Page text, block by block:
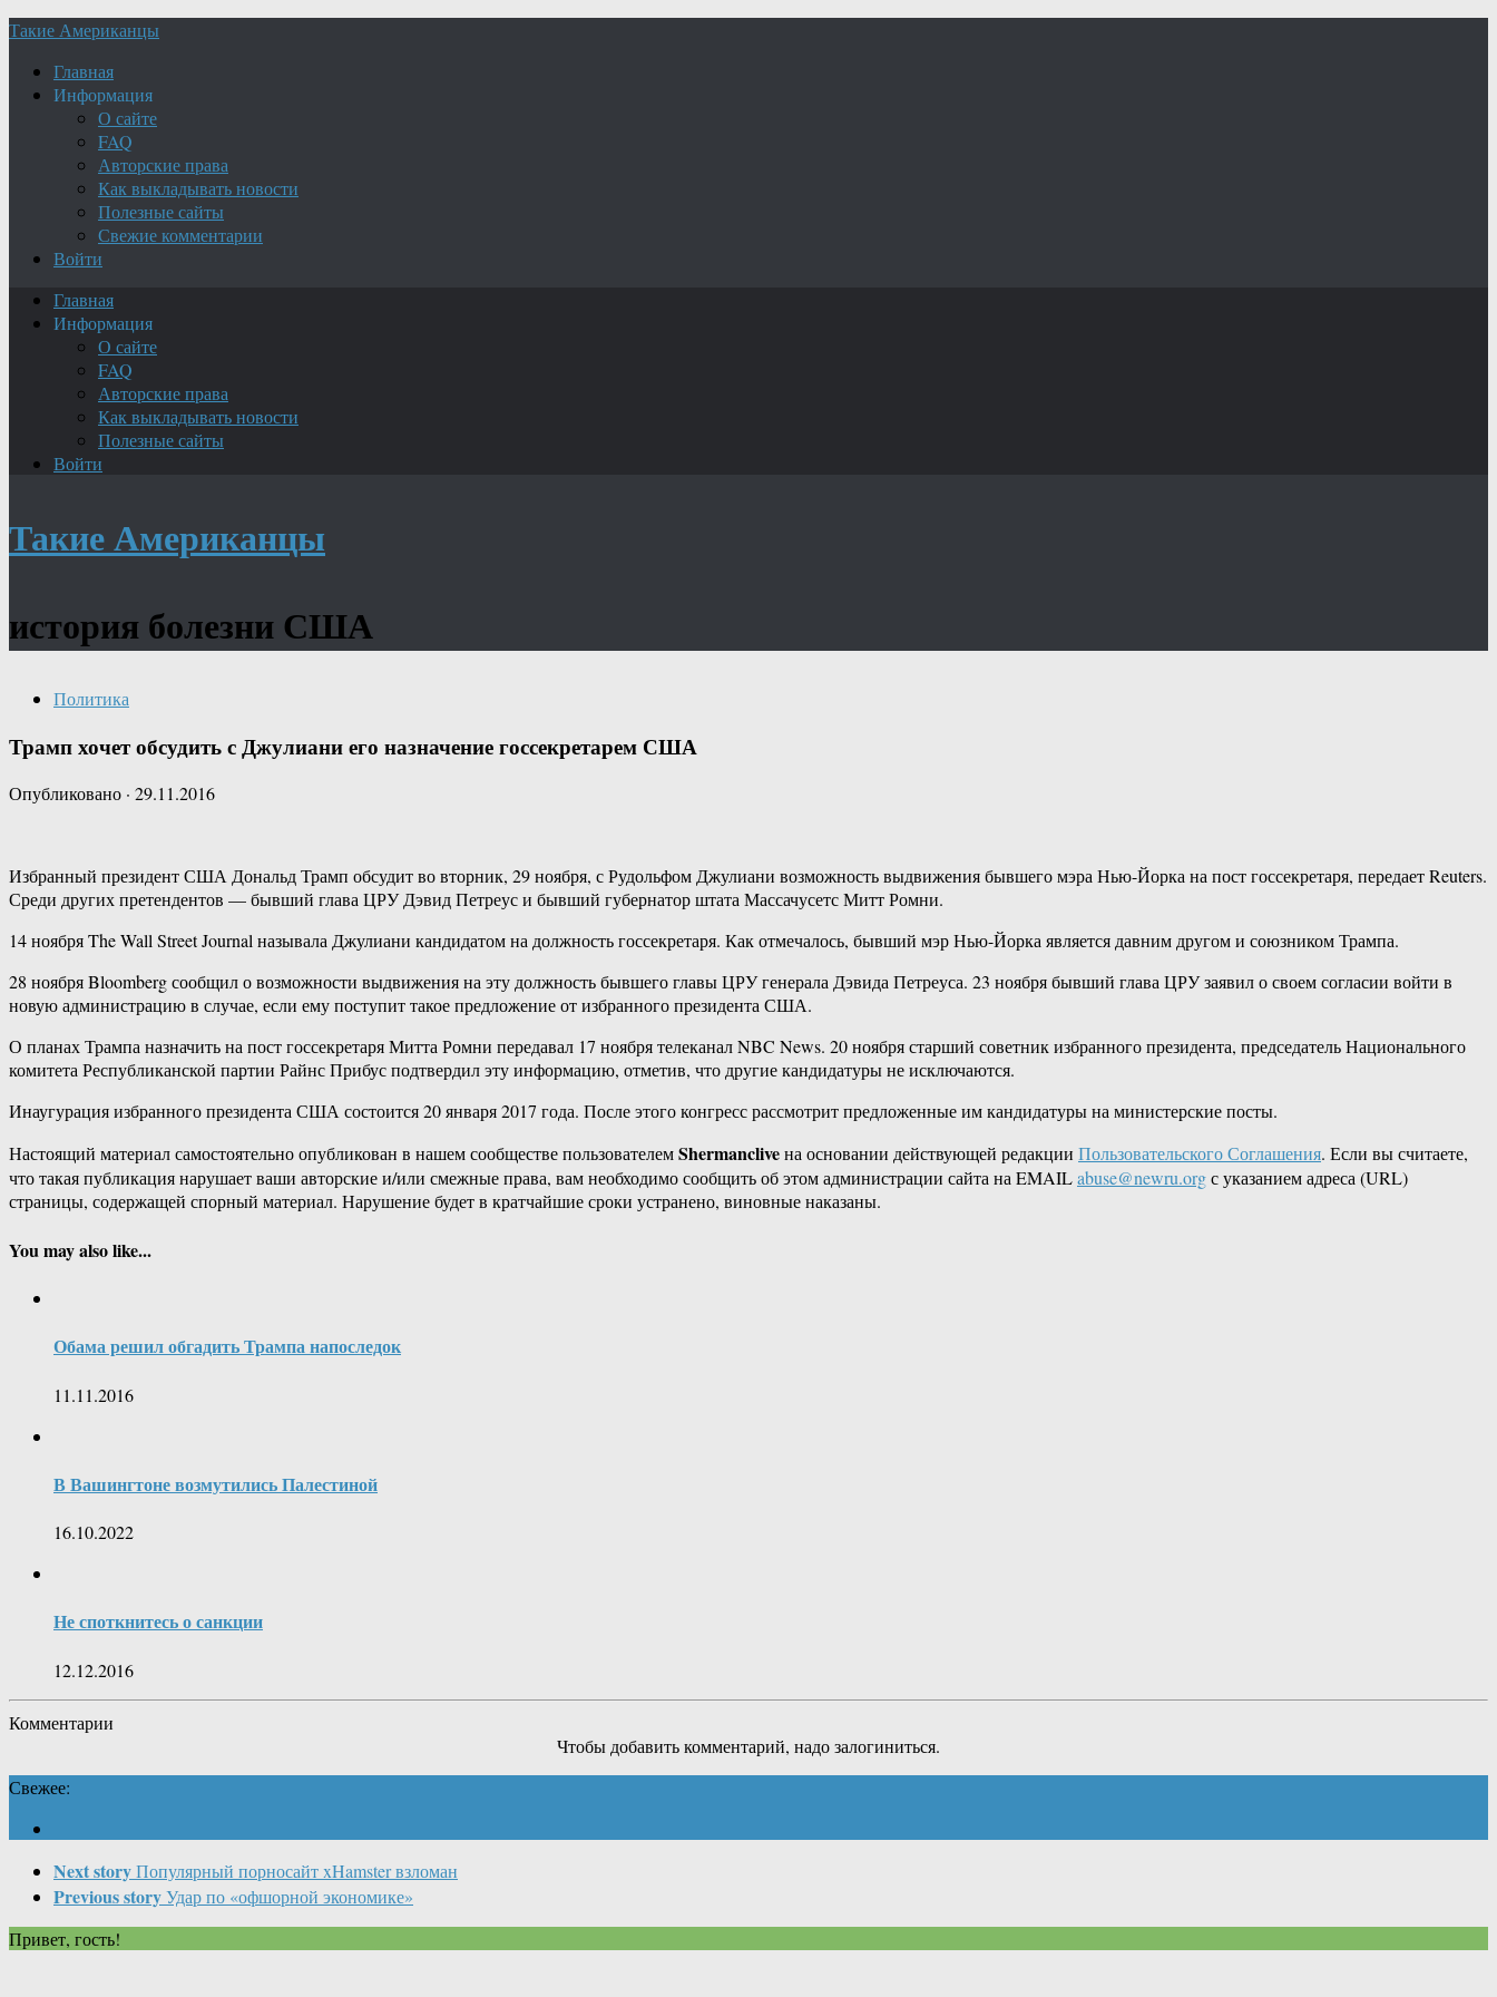
Такие Американцы
Главная
Информация
О сайте
FAQ
Авторские права
Как выкладывать новости
Полезные сайты
Свежие комментарии
Войти
Главная
Информация
О сайте
FAQ
Авторские права
Как выкладывать новости
Полезные сайты
Войти
Такие Американцы
история болезни США
Политика
Трамп хочет обсудить с Джулиани его назначение госсекретарем США
Опубликовано · 29.11.2016
Избранный президент США Дональд Трамп обсудит во вторник, 29 ноября, с Рудольфом Джулиани возможность выдвижения бывшего мэра Нью-Йорка на пост госсекретаря, передает Reuters.
Среди других претендентов — бывший глава ЦРУ Дэвид Петреус и бывший губернатор штата Массачусетс Митт Ромни.
14 ноября The Wall Street Journal называла Джулиани кандидатом на должность госсекретаря. Как отмечалось, бывший мэр Нью-Йорка является давним другом и союзником Трампа.
28 ноября Bloomberg сообщил о возможности выдвижения на эту должность бывшего главы ЦРУ генерала Дэвида Петреуса. 23 ноября бывший глава ЦРУ заявил о своем согласии войти в
новую администрацию в случае, если ему поступит такое предложение от избранного президента США.
О планах Трампа назначить на пост госсекретаря Митта Ромни передавал 17 ноября телеканал NBC News. 20 ноября старший советник избранного президента, председатель Национального
комитета Республиканской партии Райнс Прибус подтвердил эту информацию, отметив, что другие кандидатуры не исключаются.
Инаугурация избранного президента США состоится 20 января 2017 года. После этого конгресс рассмотрит предложенные им кандидатуры на министерские посты.
Настоящий материал самостоятельно опубликован в нашем сообществе пользователемShermancliveна основании действующей редакции Пользовательского Соглашения. Если вы считаете,
что такая публикация нарушает ваши авторские и/или смежные права, вам необходимо сообщить об этом администрации сайта на EMAILabuse@newru.orgс указанием адреса (URL)
страницы, содержащей спорный материал. Нарушение будет в кратчайшие сроки устранено, виновные наказаны.
You may also like...
Обама решил обгадить Трампа напоследок
11.11.2016
В Вашингтоне возмутились Палестиной
16.10.2022
Не споткнитесь о санкции
12.12.2016
Комментарии
Чтобы добавить комментарий, надо залогиниться.
Свежее:
Next storyПопулярный порносайт xHamster взломан
Previous storyУдар по «офшорной экономике»
Привет, гость!